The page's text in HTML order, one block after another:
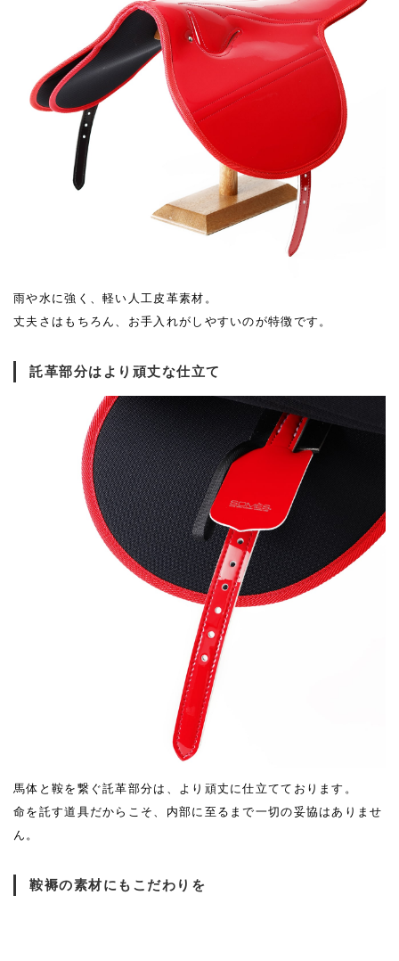
雨や水に強く、軽い人工皮革素材。
丈夫さはもちろん、お手入れがしやすいのが特徴です。
託革部分はより頑丈な仕立て
馬体と鞍を繋ぐ託革部分は、より頑丈に仕立てております。
命を託す道具だからこそ、内部に至るまで一切の妥協はありませ
ん。
鞍褥の素材にもこだわりを